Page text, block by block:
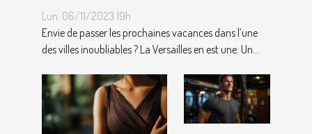
Lun. 06/11/2023 19h
Envie de passer les prochaines vacances dans l’une
des villes inoubliables ? La Versailles en est une. Un...